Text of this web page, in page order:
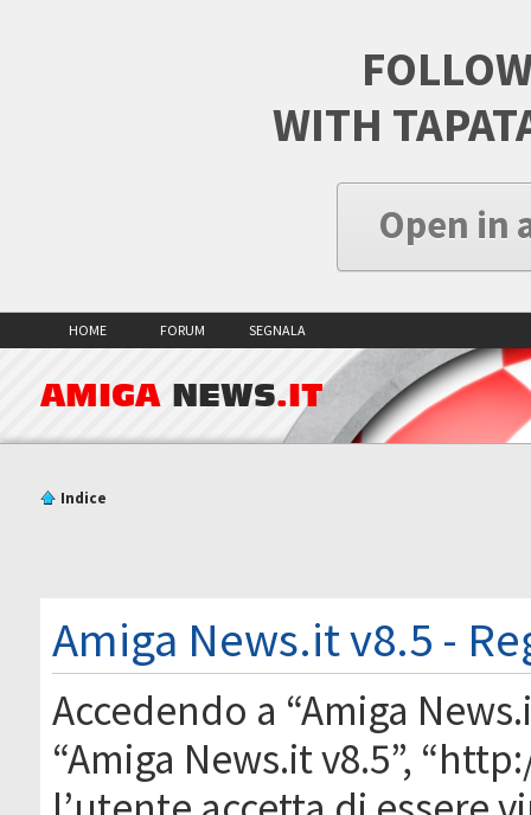
WITH
Open in
HOME FORUM SEGNALA
AMIGA NEWS.IT
Indice
Amiga News.it v8.5 -
Accedendo a “Amiga
“Amiga News.it v8.5”,